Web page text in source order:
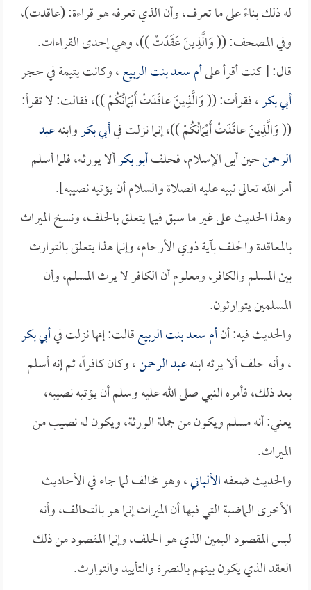
له ذلك بناءً على ما تعرف، وأن الذي تعرفه هو قراءة: (عاقدت)،
وفي المصحف: (( وَالَّذِينَ عَقَدَتْ ))، وهي إحدى القراءات.
قال: [ كنت أقرأ علىأم سعد بنت الربيع، وكانت يتيمة في حجر
أبي بكر، فقرأت: (( وَالَّذِينَ عاقَدَتْ أَيْمَانُكُمْ ))، فقالت: لا تقرأ:
(( وَالَّذِينَ عاقَدَتْ أَيْمَانُكُمْ ))، إنما نزلت فيأبي بكروابنهعبد
الرحمنحين أبى الإسلام، فحلفأبو بكرألا يورثه، فلما أسلم
أمر الله تعالى نبيه عليه الصلاة والسلام أن يؤتيه نصيبه].
وهذا الحديث على غير ما سبق فيما يتعلق بالحلف، ونسخ الميراث
بالمعاقدة والحلف بآية ذوي الأرحام، وإنما هذا يتعلق بالتوارث
بين المسلم والكافر، ومعلوم أن الكافر لا يرث المسلم، وأن
المسلمين يتوارثون.
والحديث فيه: أنأم سعد بنت الربيعقالت: إنها نزلت فيأبي بكر
، وأنه حلف ألا يرثه ابنهعبد الرحمن، وكان كافراً، ثم إنه أسلم
بعد ذلك، فأمره النبي صلى الله عليه وسلم أن يؤتيه نصيبه،
يعني: أنه مسلم ويكون من جملة الورثة، ويكون له نصيب من
الميراث.
والحديث ضعفهالألباني، وهو مخالف لما جاء في الأحاديث
الأخرى الماضية التي فيها أن الميراث إنما هو بالتحالف، وأنه
ليس المقصود اليمين الذي هو الحلف، وإنما المقصود من ذلك
العقد الذي يكون بينهم بالنصرة والتأييد والتوارث.